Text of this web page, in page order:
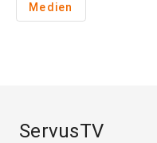
Medien
ServusTV